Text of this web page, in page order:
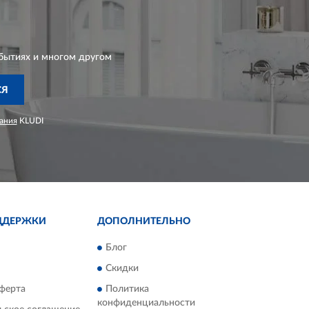
и многом другом
KLUDI
ДОПОЛНИТЕЛЬНО
Блог
Скидки
Политика
конфиденциальности